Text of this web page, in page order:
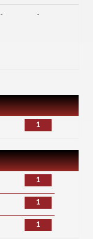
- -
1
1
1
1